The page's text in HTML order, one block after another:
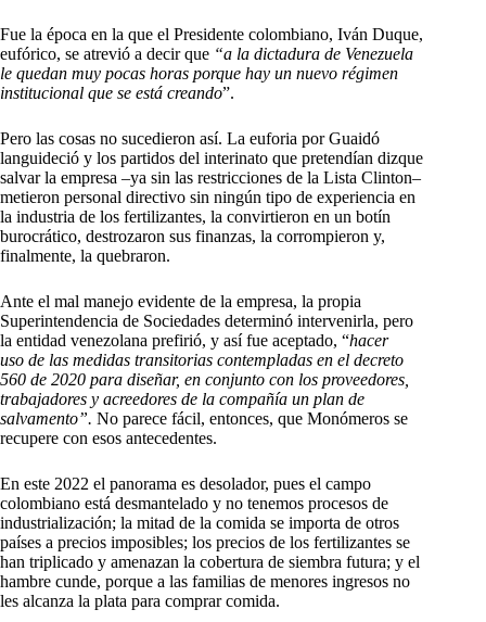
Fue la época en la que el Presidente colombiano, Iván Duque,
eufórico, se atrevió a decir que “a la dictadura de Venezuela
le quedan muy pocas horas porque hay un nuevo régimen
institucional que se está creando”.
Pero las cosas no sucedieron así. La euforia por Guaidó
languideció y los partidos del interinato que pretendían dizque
salvar la empresa –ya sin las restricciones de la Lista Clinton–
metieron personal directivo sin ningún tipo de experiencia en
la industria de los fertilizantes, la convirtieron en un botín
burocrático, destrozaron sus finanzas, la corrompieron y,
finalmente, la quebraron.
Ante el mal manejo evidente de la empresa, la propia
Superintendencia de Sociedades determinó intervenirla, pero
la entidad venezolana prefirió, y así fue aceptado, “hacer
uso de las medidas transitorias contempladas en el decreto
560 de 2020 para diseñar, en conjunto con los proveedores,
trabajadores y acreedores de la compañía un plan de
salvamento”. No parece fácil, entonces, que Monómeros se
recupere con esos antecedentes.
En este 2022 el panorama es desolador, pues el campo
colombiano está desmantelado y no tenemos procesos de
industrialización; la mitad de la comida se importa de otros
países a precios imposibles; los precios de los fertilizantes se
han triplicado y amenazan la cobertura de siembra futura; y el
hambre cunde, porque a las familias de menores ingresos no
les alcanza la plata para comprar comida.